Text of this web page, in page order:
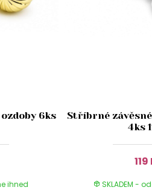
6ks
ihned
Stříbrné
4ks
SKLADEM -